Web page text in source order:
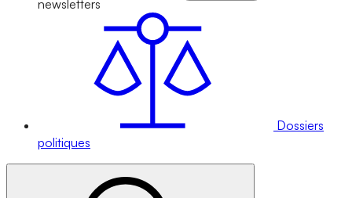
newsletters
Dossiers
politiques